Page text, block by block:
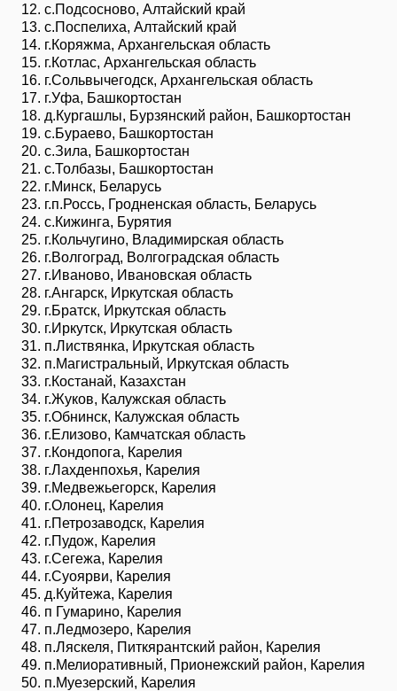
с.Подсосново, Алтайский край
с.Поспелиха, Алтайский край
г.Коряжма, Архангельская область
г.Котлас, Архангельская область
г.Сольвычегодск, Архангельская область
г.Уфа, Башкортостан
д.Кургашлы, Бурзянский район, Башкортостан
с.Бураево, Башкортостан
с.Зила, Башкортостан
с.Толбазы, Башкортостан
г.Минск, Беларусь
г.п.Россь, Гродненская область, Беларусь
с.Кижинга, Бурятия
г.Кольчугино, Владимирская область
г.Волгоград, Волгоградская область
г.Иваново, Ивановская область
г.Ангарск, Иркутская область
г.Братск, Иркутская область
г.Иркутск, Иркутская область
п.Листвянка, Иркутская область
п.Магистральный, Иркутская область
г.Костанай, Казахстан
г.Жуков, Калужская область
г.Обнинск, Калужская область
г.Елизово, Камчатская область
г.Кондопога, Карелия
г.Лахденпохья, Карелия
г.Медвежьегорск, Карелия
г.Олонец, Карелия
г.Петрозаводск, Карелия
г.Пудож, Карелия
г.Сегежа, Карелия
г.Суоярви, Карелия
д.Куйтежа, Карелия
п Гумарино, Карелия
п.Ледмозеро, Карелия
п.Ляскеля, Питкярантский район, Карелия
п.Мелиоративный, Прионежский район, Карелия
п.Муезерский, Карелия